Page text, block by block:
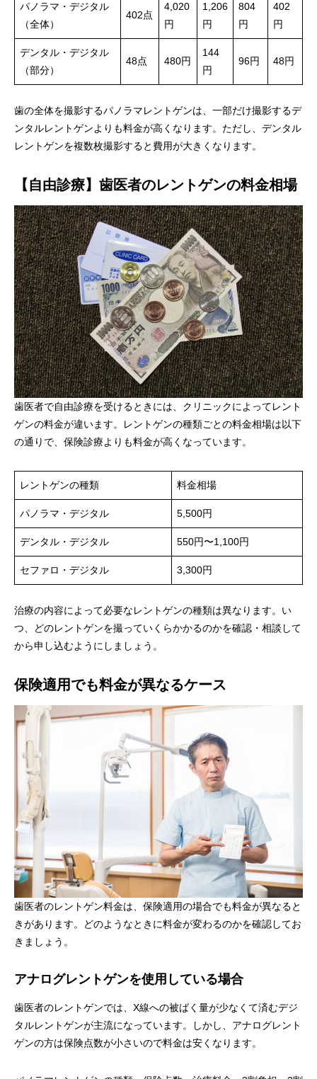
パノラマ・デジタル
（全体）
402点
4,020
円
1,206
円
804
円
402
円
デンタル・デジタル
（部分）
48点 480円
144
円
96円 48円
歯の全体を撮影するパノラマレントゲンは、一部だけ撮影するデ
ンタルレントゲンよりも料金が高くなります。ただし、デンタル
レントゲンを複数枚撮影すると費用が大きくなります。
【自由診療】歯医者のレントゲンの料金相場
歯医者で自由診療を受けるときには、クリニックによってレント
ゲンの料金が違います。レントゲンの種類ごとの料金相場は以下
の通りで、保険診療よりも料金が高くなっています。
レントゲンの種類 料金相場
パノラマ・デジタル 5,500円
デンタル・デジタル 550円〜1,100円
セファロ・デジタル 3,300円
治療の内容によって必要なレントゲンの種類は異なります。い
つ、どのレントゲンを撮っていくらかかるのかを確認・相談して
から申し込むようにしましょう。
保険適用でも料金が異なるケース
歯医者のレントゲン料金は、保険適用の場合でも料金が異なると
きがあります。どのようなときに料金が変わるのかを確認してお
きましょう。
アナログレントゲンを使用している場合
歯医者のレントゲンでは、X線への被ばく量が少なくて済むデジ
タルレントゲンが主流になっています。しかし、アナログレント
ゲンの方は保険点数が小さいので料金は安くなります。